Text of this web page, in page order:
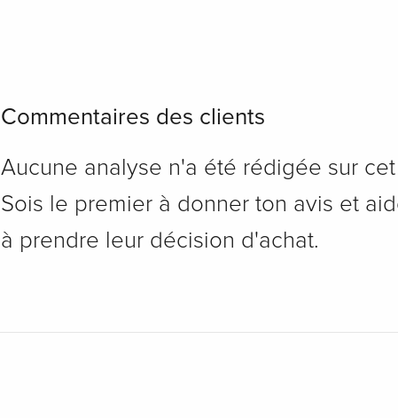
Commentaires des clients
Aucune analyse n'a été rédigée sur
Sois le premier à donner ton avis et
à prendre leur décision d'achat.